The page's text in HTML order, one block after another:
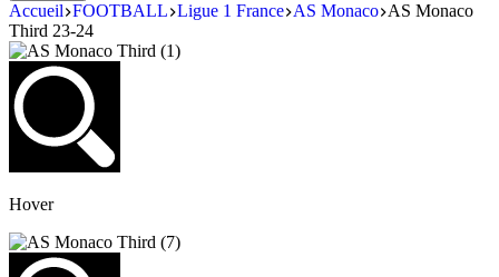
Accueil FOOTBALL Ligue 1 France AS Monaco AS Monaco
Third 23-24
Hover